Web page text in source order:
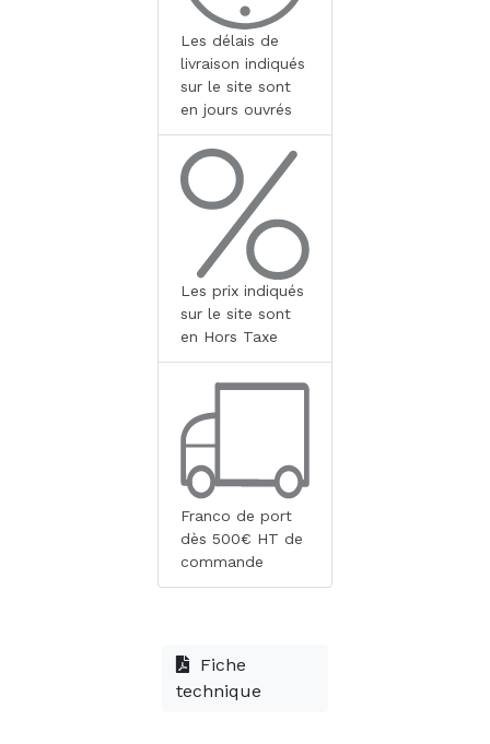
Les délais de
livraison indiqués
sur le site sont
en jours ouvrés
Les prix indiqués
sur le site sont
en Hors Taxe
Franco de port
dès 500€ HT de
commande
Fiche
technique